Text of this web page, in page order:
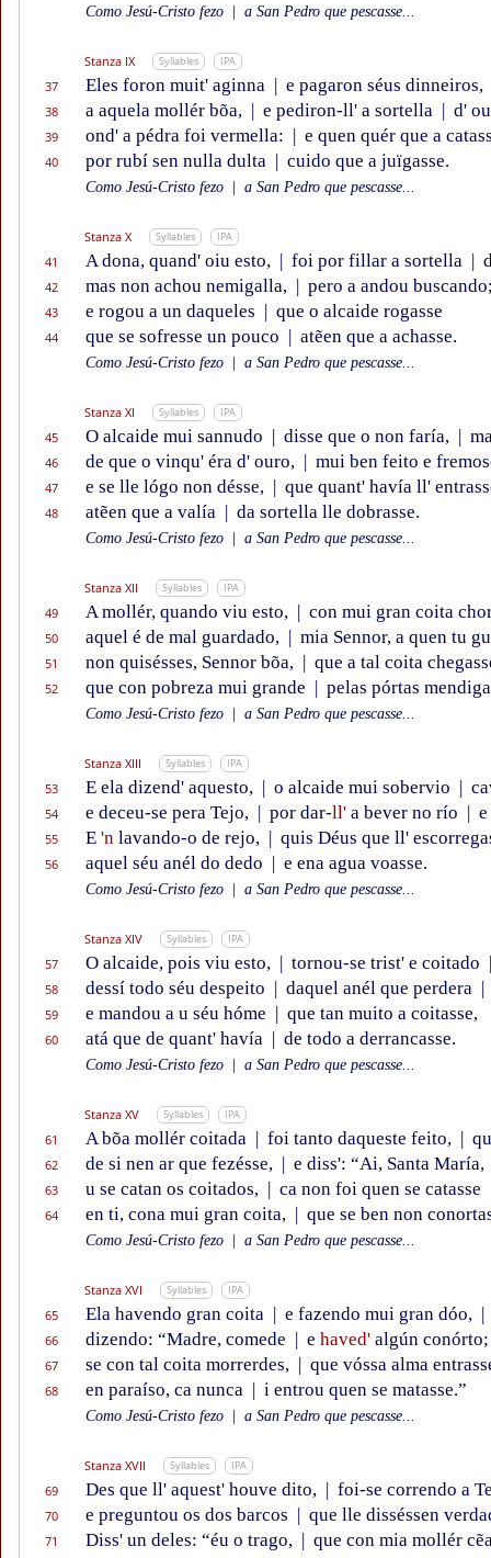
Como Jesú-Cristo fezo a San Pedro que pescasse...
Stanza IX Syllables IPA
37 Eles foron muit' aginna | e pagaron séus dinneiros,
38 a aquela mollér bõa, | e pediron-ll' a sortella | d'
39 ond' a pédra foi vermella: | e quen quér que a
40 por rubí sen nulla dulta | cuido que a juïgasse.
Como Jesú-Cristo fezo a San Pedro que pescasse...
Stanza X Syllables IPA
41 A dona, quand' oiu esto, | foi por fillar a sortella |
42 mas non achou nemigalla, | pero a andou
43 e rogou a un daqueles | que o alcaide rogasse
44 que se sofresse un pouco | atẽen que a achasse.
Como Jesú-Cristo fezo a San Pedro que pescasse...
Stanza XI Syllables IPA
45 O alcaide mui sannudo | disse que o non faría, |
46 de que o vinqu' éra d' ouro, | mui ben feito e
47 e se lle lógo non désse, | que quant' havía ll'
48 atẽen que a valía | da sortella lle dobrasse.
Como Jesú-Cristo fezo a San Pedro que pescasse...
Stanza XII Syllables IPA
49 A mollér, quando viu esto, | con mui gran coita
50 aquel é de mal guardado, | mia Sennor, a quen tu
51 non quisésses, Sennor bõa, | que a tal coita
52 que con pobreza mui grande | pelas pórtas
Como Jesú-Cristo fezo a San Pedro que pescasse...
Stanza XIII Syllables IPA
53 E ela dizend' aquesto, | o alcaide mui sobervio |
54 e deceu-se pera Tejo, | por dar-ll' a bever no río |
55 E 'n lavando-o de rejo, | quis Déus que ll'
56 aquel séu anél do dedo | e ena agua voasse.
Como Jesú-Cristo fezo a San Pedro que pescasse...
Stanza XIV Syllables IPA
57 O alcaide, pois viu esto, | tornou-se trist' e coitado |
58 dessí todo séu despeito | daquel anél que perdera |
59 e mandou a u séu hóme | que tan muito a coitasse,
60 atá que de quant' havía | de todo a derrancasse.
Como Jesú-Cristo fezo a San Pedro que pescasse...
Stanza XV Syllables IPA
61 A bõa mollér coitada | foi tanto daqueste feito, |
62 de si nen ar que fezésse, | e diss': “Ai, Santa María,
63 u se catan os coitados, | ca non foi quen se catasse
64 en ti, cona mui gran coita, | que se ben non
Como Jesú-Cristo fezo a San Pedro que pescasse...
Stanza XVI Syllables IPA
65 Ela havendo gran coita | e fazendo mui gran dóo, |
66 dizendo: “Madre, comede | e haved' algún
67 se con tal coita morrerdes, | que vóssa alma
68 en paraíso, ca nunca | i entrou quen se matasse.”
Como Jesú-Cristo fezo a San Pedro que pescasse...
Stanza XVII Syllables IPA
69 Des que ll' aquest' houve dito, | foi-se correndo a
70 e preguntou os dos barcos | que lle disséssen
71 Diss' un deles: “éu o trago, | que con mia mollér